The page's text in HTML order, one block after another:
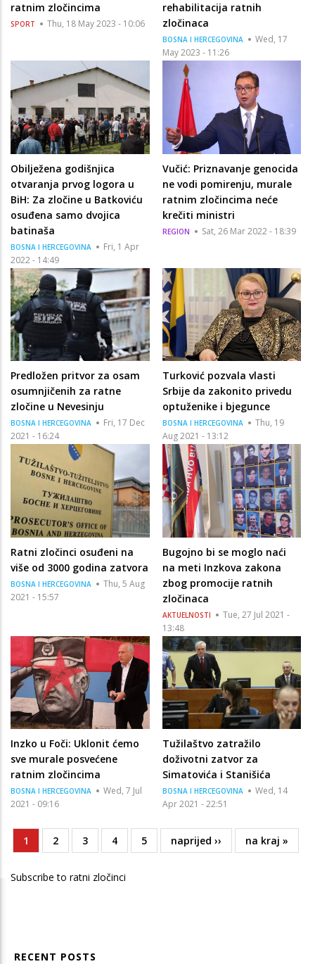
ratnim zločincima
SPORT Thu, 18 May 2023 - 10:06
rehabilitacija ratnih
zločinaca
BOSNA I HERCEGOVINA
Wed, 17
May 2023 - 11:26
Obilježena godišnjica
otvaranja prvog logora u
BiH: Za zločine u Batkoviću
osuđena samo dvojica
batinaša
BOSNA I HERCEGOVINA
Fri, 1 Apr
2022 - 14:49
Vučić: Priznavanje genocida
ne vodi pomirenju, murale
ratnim zločincima neće
krečiti ministri
REGION Sat, 26 Mar 2022 - 18:39
Predložen pritvor za osam
osumnjičenih za ratne
zločine u Nevesinju
BOSNA I HERCEGOVINA
Fri, 17 Dec
2021 - 16:24
Turković pozvala vlasti
Srbije da zakonito privedu
optuženike i bjegunce
BOSNA I HERCEGOVINA
Thu, 19
Aug 2021 - 13:12
Ratni zločinci osuđeni na
više od 3000 godina zatvora
BOSNA I HERCEGOVINA
Thu, 5 Aug
2021 - 15:57
Bugojno bi se moglo naći
na meti Inzkova zakona
zbog promocije ratnih
zločinaca
AKTUELNOSTI
Tue, 27 Jul 2021 -
13:48
Inzko u Foči: Uklonit ćemo
sve murale posvećene
ratnim zločincima
BOSNA I HERCEGOVINA
Wed, 7 Jul
2021 - 09:16
Tužilaštvo zatražilo
doživotni zatvor za
Simatovića i Stanišića
BOSNA I HERCEGOVINA
Wed, 14
Apr 2021 - 22:51
Pagination
Current
page
1 Page
2 Page
3 Page
4 Page
5
Next
page
naprijed ››
Last
page
na kraj »
Subscribe to ratni zločinci
RECENT POSTS